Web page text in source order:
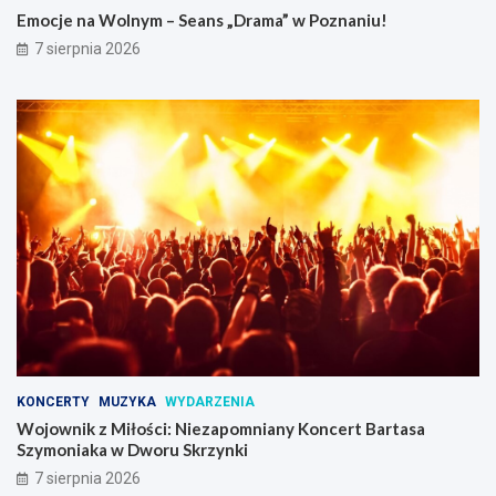
r
a
m
”
w
P
n
a
n
i
u
!
p
o
m
i
a
n
o
n
c
e
r
t
B
a
r
t
a
s
a
S
Emocje na Wolnym – Seans „Drama” w Poznaniu!
7 sierpnia 2026
KONCERTY MUZYKA WYDARZENIA
Wojownik z Miłości: Niezapomniany Koncert Bartasa
Szymoniaka w Dworu Skrzynki
7 sierpnia 2026